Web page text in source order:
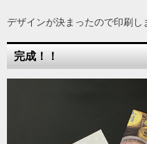
デザインが決まったので印刷し
完成！！